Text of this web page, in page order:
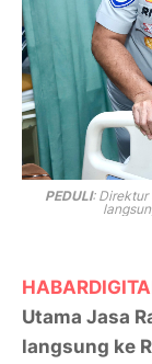
PEDULI: Direktur
Utama Jasa
langsung ke